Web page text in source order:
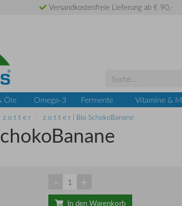
Versandkostenfreie Lieferung ab € 90,-
Öle Omega-3 Fermente Vitamine &
z o t t e r z o t t e r | Bio SchokoBanane
- +
In den Warenkorb